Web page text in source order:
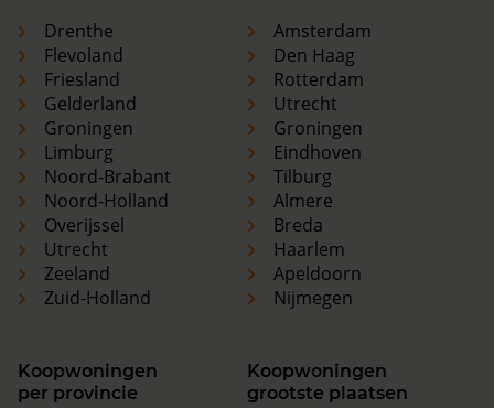
Drenthe
Flevoland
Friesland
Gelderland
Groningen
Limburg
Noord-Brabant
Noord-Holland
Overijssel
Utrecht
Zeeland
Zuid-Holland
Amsterdam
Den Haag
Rotterdam
Utrecht
Groningen
Eindhoven
Tilburg
Almere
Breda
Haarlem
Apeldoorn
Nijmegen
Koopwoningen
per provincie
Koopwoningen
grootste plaatsen